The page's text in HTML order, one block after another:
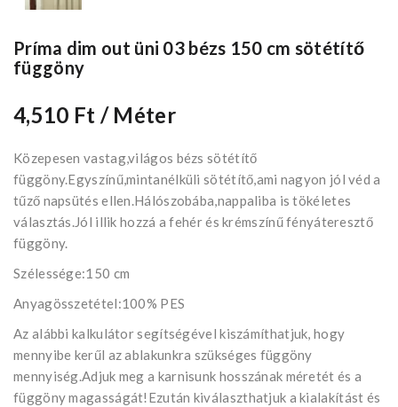
Príma dim out üni 03 bézs 150 cm sötétítő
függöny
4,510 Ft / Méter
Közepesen vastag,világos bézs sötétítő
függöny.Egyszínű,mintanélküli sötétítő,ami nagyon jól véd a
tűző napsütés ellen.Hálószobába,nappaliba is tökéletes
választás.Jól illik hozzá a fehér és krémszínű fényáteresztő
függöny.
Szélessége:150 cm
Anyagösszetétel:100% PES
Az alábbi kalkulátor segítségével kiszámíthatjuk, hogy
mennyibe kerűl az ablakunkra szükséges függöny
mennyiség.Adjuk meg a karnisunk hosszának méretét és a
függöny magasságát!Ezután kiválaszthatjuk a kialakítást és